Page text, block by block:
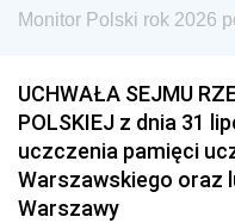
Monitor Polski rok 2026
UCHWAŁA SEJMU
POLSKIEJ z dnia 31
uczczenia pamięci
Warszawskiego oraz
Warszawy